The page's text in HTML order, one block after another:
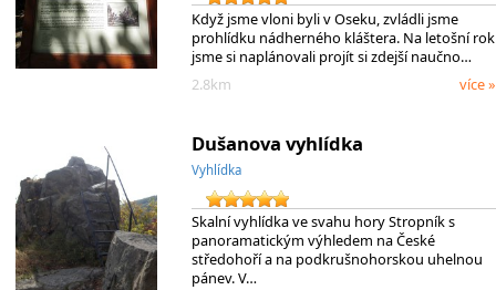
Když jsme vloni byli v Oseku, zvládli jsme
prohlídku nádherného kláštera. Na letošní rok
jsme si naplánovali projít si zdejší naučno…
2.8km
více »
Dušanova vyhlídka
Vyhlídka
Skalní vyhlídka ve svahu hory Stropník s
panoramatickým výhledem na České
středohoří a na podkrušnohorskou uhelnou
pánev. V…